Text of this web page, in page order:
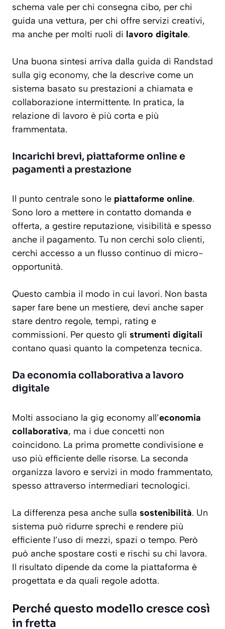
schema vale per chi consegna cibo, per chi
guida una vettura, per chi offre servizi creativi,
ma anche per molti ruoli di lavoro digitale.
Una buona sintesi arriva dalla guida di Randstad
sulla gig economy, che la descrive come un
sistema basato su prestazioni a chiamata e
collaborazione intermittente. In pratica, la
relazione di lavoro è più corta e più
frammentata.
Incarichi brevi, piattaforme online e
pagamenti a prestazione
Il punto centrale sono le piattaforme online.
Sono loro a mettere in contatto domanda e
offerta, a gestire reputazione, visibilità e spesso
anche il pagamento. Tu non cerchi solo clienti,
cerchi accesso a un flusso continuo di micro-
opportunità.
Questo cambia il modo in cui lavori. Non basta
saper fare bene un mestiere, devi anche saper
stare dentro regole, tempi, rating e
commissioni. Per questo gli strumenti digitali
contano quasi quanto la competenza tecnica.
Da economia collaborativa a lavoro
digitale
Molti associano la gig economy all’economia
collaborativa, ma i due concetti non
coincidono. La prima promette condivisione e
uso più efficiente delle risorse. La seconda
organizza lavoro e servizi in modo frammentato,
spesso attraverso intermediari tecnologici.
La differenza pesa anche sulla sostenibilità. Un
sistema può ridurre sprechi e rendere più
efficiente l’uso di mezzi, spazi o tempo. Però
può anche spostare costi e rischi su chi lavora.
Il risultato dipende da come la piattaforma è
progettata e da quali regole adotta.
Perché questo modello cresce così
in fretta